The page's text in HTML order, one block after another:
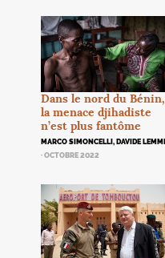
Dans le nord du Bénin,
la menace djihadiste
n’est plus fantôme
MARCO SIMONCELLI, DAVIDE LEMMI
· OCTOBRE 2022